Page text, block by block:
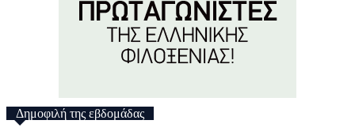
Δημοφιλή της εβδομάδας